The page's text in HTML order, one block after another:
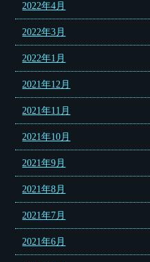
2022年4月
2022年3月
2022年1月
2021年12月
2021年11月
2021年10月
2021年9月
2021年8月
2021年7月
2021年6月